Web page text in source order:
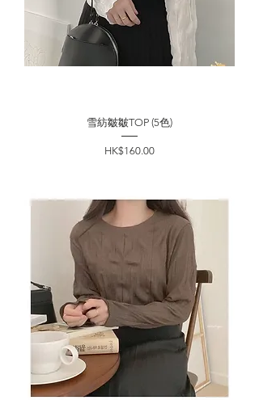
雪紡皺皺TOP (5色)
價格
HK$160.00